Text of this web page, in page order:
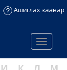
Ашиглах заавар
Menu